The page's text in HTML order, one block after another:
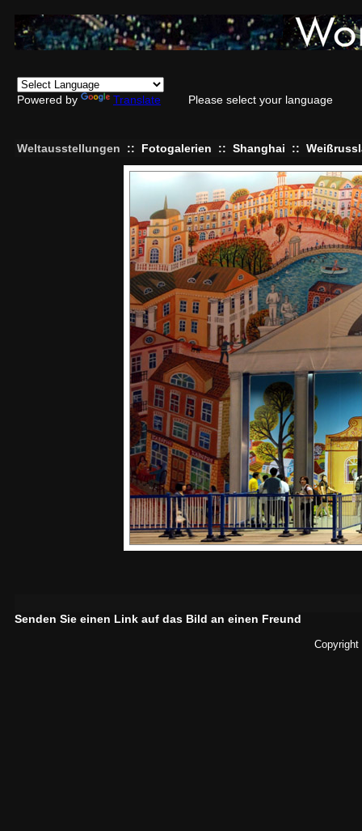
Powered by Translate Please select your language
Weltausstellungen :: Fotogalerien :: Shanghai ::
Senden Sie einen Link auf das Bild an einen Freund